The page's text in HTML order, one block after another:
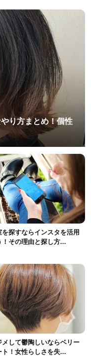
り方まとめ！個性
を探すならインスタを活用
！その理由と探し方...
メして鬱陶しいならベリー
ト！女性らしさを失...